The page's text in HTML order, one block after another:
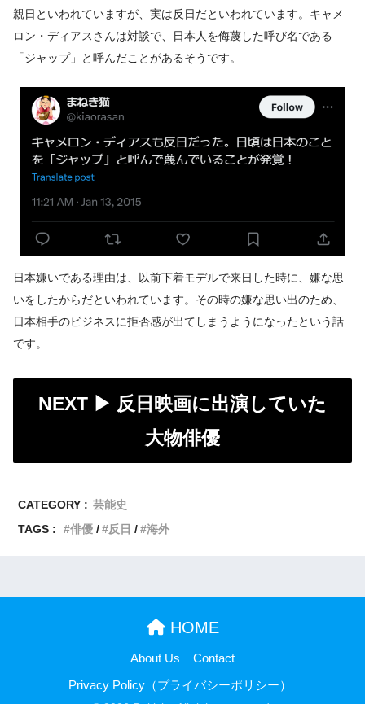
親日といわれていますが、実は反日だといわれています。キャメ
ロン・ディアスさんは対談で、日本人を侮蔑した呼び名である
「ジャップ」と呼んだことがあるそうです。
日本嫌いである理由は、以前下着モデルで来日した時に、嫌な思
いをしたからだといわれています。その時の嫌な思い出のため、
日本相手のビジネスに拒否感が出てしまうようになったという話
です。
NEXT ▶︎ 反日映画に出演していた
大物俳優
CATEGORY : 芸能史
TAGS :
俳優 反日 海外
HOME
About Us Contact
Privacy Policy（プライバシーポリシー）